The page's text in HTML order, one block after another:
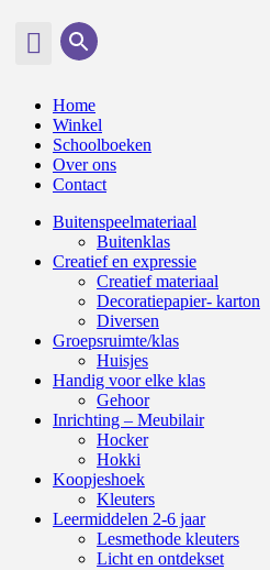
Home
Winkel
Schoolboeken
Over ons
Contact
Buitenspeelmateriaal
Buitenklas
Creatief en expressie
Creatief materiaal
Decoratiepapier- karton
Diversen
Groepsruimte/klas
Huisjes
Handig voor elke klas
Gehoor
Inrichting – Meubilair
Hocker
Hokki
Koopjeshoek
Kleuters
Leermiddelen 2-6 jaar
Lesmethode kleuters
Licht en ontdekset